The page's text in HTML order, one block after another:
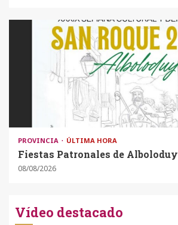
PROVINCIA ÚLTIMA HORA
Fiestas Patronales de Alboloduy
08/08/2026
Vídeo destacado